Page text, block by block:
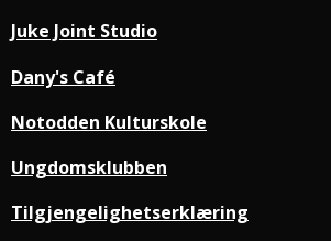
Juke Joint Studio
Dany's Café
Notodden Kulturskole
Ungdomsklubben
Tilgjengelighetserklæring